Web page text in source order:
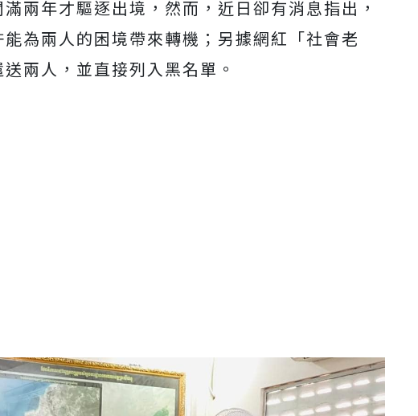
兩年才驅逐出境，然而，近日卻有消息指出，
為兩人的困境帶來轉機；另據網紅「社會老
兩人，並直接列入黑名單。